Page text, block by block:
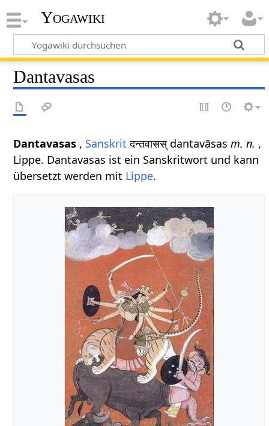
Yogawiki
Dantavasas
Dantavasas , Sanskrit दन्तवासस् dantavāsasm. n. ,
Lippe. Dantavasas ist ein Sanskritwort und kann
übersetzt werden mit Lippe.